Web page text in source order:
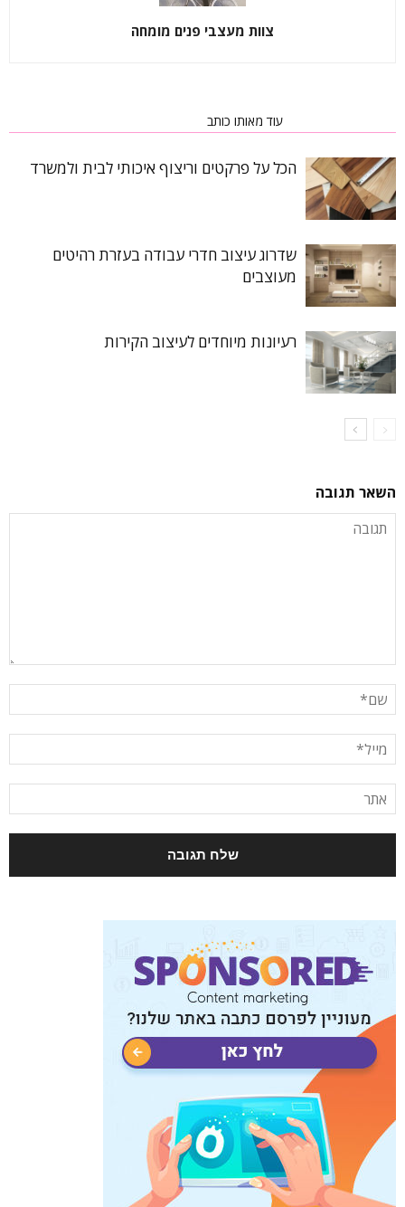
צוות מעצבי פנים מומחה
עוד מאותו כותב
הכל על פרקטים וריצוף איכותי לבית ולמשרד
שדרוג עיצוב חדרי עבודה בעזרת רהיטים
מעוצבים
רעיונות מיוחדים לעיצוב הקירות
השאר תגובה